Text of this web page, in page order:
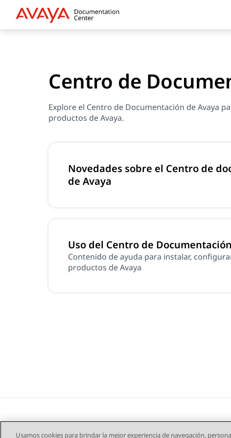
Centro de
Explore el Centro de Documentación de Avaya
productos de Avaya.
Novedades sobre el Centro de
de Avaya
Uso del Centro de
Contenido de ayuda para instalar,
productos de Avaya
Usamos cookies para brindar la mejor experiencia de navegación,